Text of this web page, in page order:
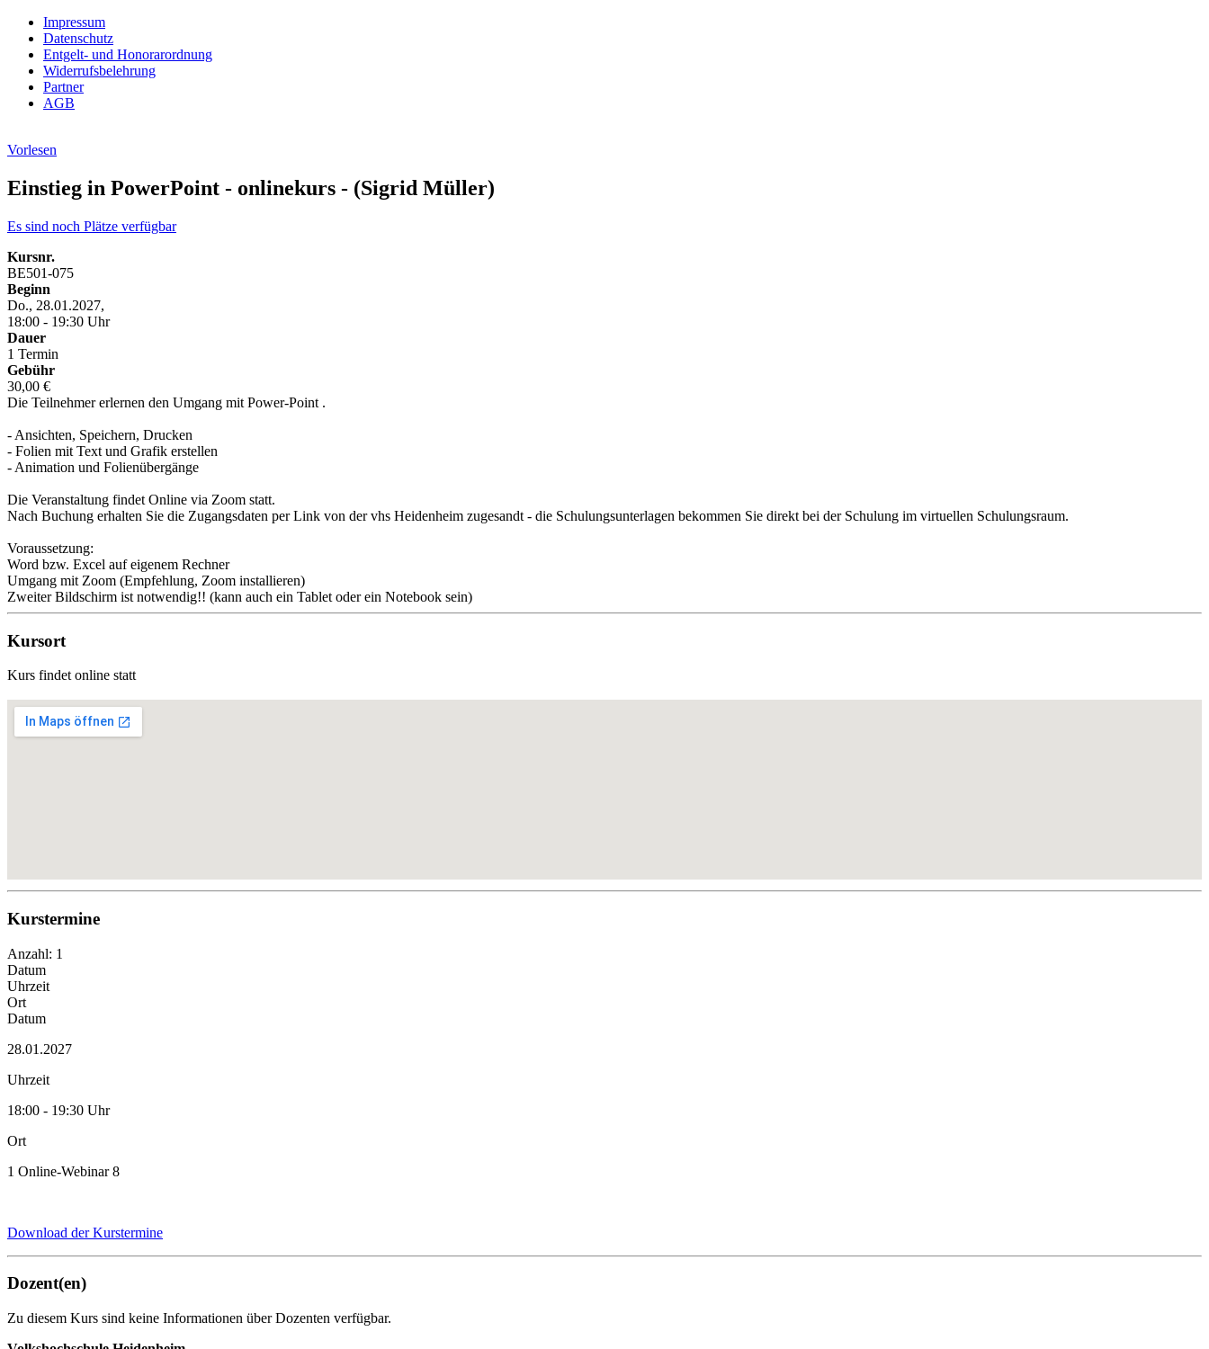
Impressum
Datenschutz
Entgelt- und Honorarordnung
Widerrufsbelehrung
Partner
AGB
Vorlesen
Einstieg in PowerPoint - onlinekurs - (Sigrid Müller)
Es sind noch Plätze verfügbar
Kursnr.
BE501-075
Beginn
Do., 28.01.2027,
18:00 - 19:30 Uhr
Dauer
1 Termin
Gebühr
30,00 €
Die Teilnehmer erlernen den Umgang mit Power-Point .
- Ansichten, Speichern, Drucken
- Folien mit Text und Grafik erstellen
- Animation und Folienübergänge
Die Veranstaltung findet Online via Zoom statt.
Nach Buchung erhalten Sie die Zugangsdaten per Link von der vhs Heidenheim zugesandt - die Schulungsunterlagen bekommen Sie direkt bei der Schulung im virtuellen Schulungsraum.
Voraussetzung:
Word bzw. Excel auf eigenem Rechner
Umgang mit Zoom (Empfehlung, Zoom installieren)
Zweiter Bildschirm ist notwendig!! (kann auch ein Tablet oder ein Notebook sein)
Kursort
Kurs findet online statt
Kurstermine
Anzahl: 1
Datum
Uhrzeit
Ort
Datum
28.01.2027
Uhrzeit
18:00 - 19:30 Uhr
Ort
1 Online-Webinar 8
Download der Kurstermine
Dozent(en)
Zu diesem Kurs sind keine Informationen über Dozenten verfügbar.